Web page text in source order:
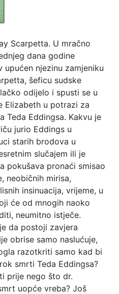
Scarpetta. U mračno
dana godine
njezinu zamjeniku
šeficu sudske
odijelo i spusti se u
Elizabeth u potrazi za
Teda Eddingsa. Kakvu je
jurio Eddings u
starih brodova u
slučajem ili je
pokušava pronaći smisao
neobičnih mirisa,
insinuacija, vrijeme, u
će od mnogih naoko
neumitno istječe.
da postoji zavjera
obrise samo naslućuje,
razotkriti samo kad bi
smrti Teda Eddingsa?
prije nego što dr.
uopće vreba? Još